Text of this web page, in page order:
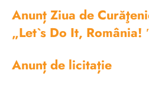
Anunț Ziua de
„Let`s Do It, România!
Anunț de licitație